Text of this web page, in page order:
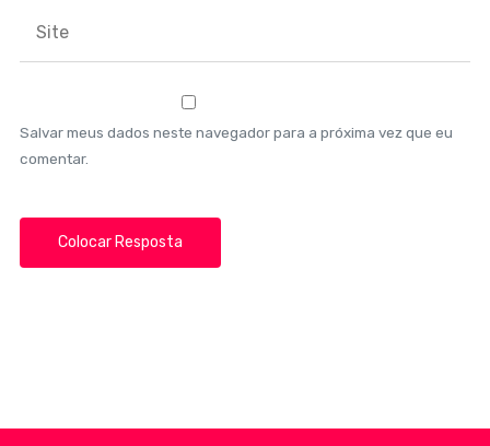
Salvar meus dados neste navegador para a próxima vez que eu
comentar.